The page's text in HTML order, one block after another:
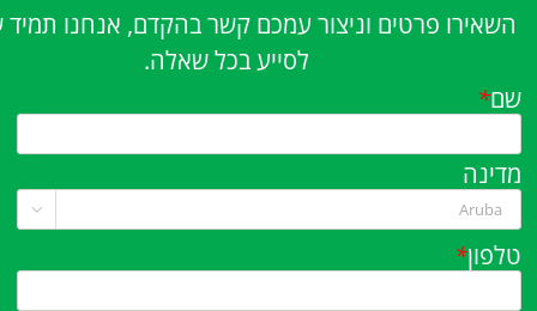
השאירו פרטים וניצור עמכם קשר בהקדם, אנחנו
לסייע בכל שאלה.
טלפון*
מדינה

שם*